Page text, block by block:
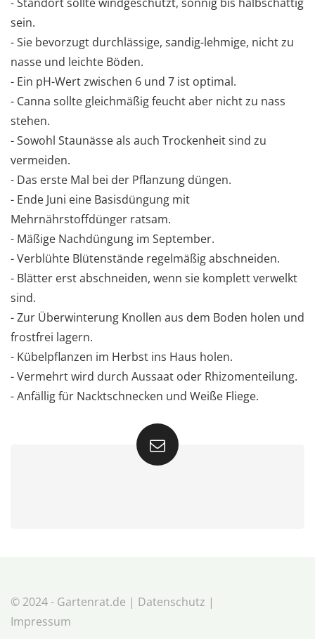
- Standort sollte windgeschützt, sonnig bis halbschattig
sein.
- Sie bevorzugt durchlässige, sandig-lehmige, nicht zu
nasse und leichte Böden.
- Ein pH-Wert zwischen 6 und 7 ist optimal.
- Canna sollte gleichmäßig feucht aber nicht zu nass
stehen.
- Sowohl Staunässe als auch Trockenheit sind zu
vermeiden.
- Das erste Mal bei der Pflanzung düngen.
- Ende Juni eine Basisdüngung mit
Mehrnährstoffdünger ratsam.
- Mäßige Nachdüngung im September.
- Verblühte Blütenstände regelmäßig abschneiden.
- Blätter erst abschneiden, wenn sie komplett verwelkt
sind.
- Zur Überwinterung Knollen aus dem Boden holen und
frostfrei lagern.
- Kübelpflanzen im Herbst ins Haus holen.
- Vermehrt wird durch Aussaat oder Rhizomenteilung.
- Anfällig für Nacktschnecken und Weiße Fliege.
© 2024 - Gartenrat.de | Datenschutz |
Impressum